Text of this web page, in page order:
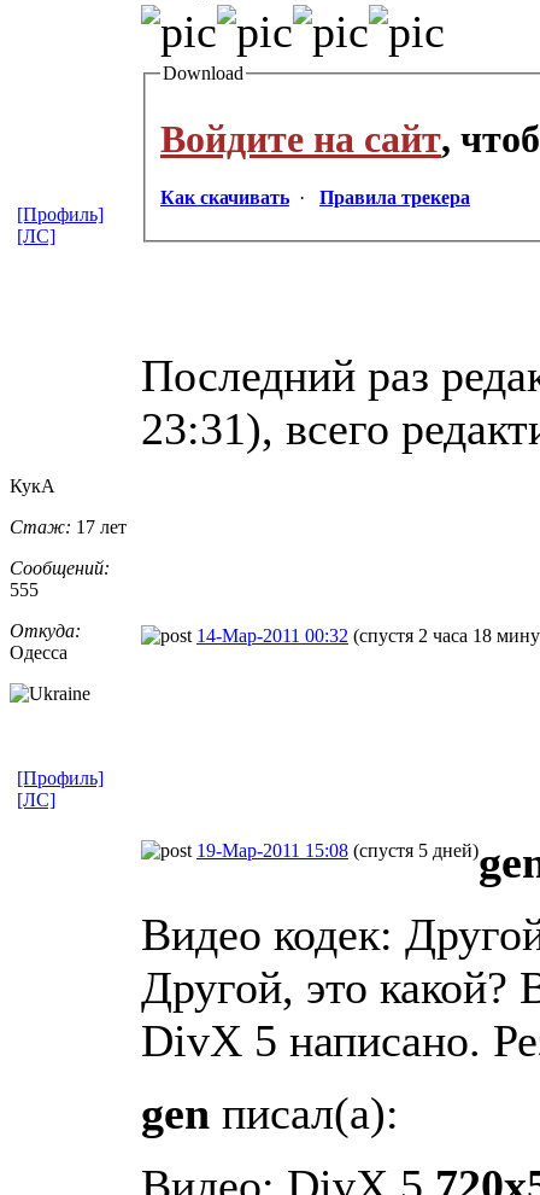
Download
Войдите на сайт,
Как скачивать · Правила трекера
Последний раз
23:31), всего
[Профиль]
[ЛС]
КукА
Стаж: 17 лет
Сообщений:
555
Откуда:
Одесса
14-Мар-2011 00:32 (спустя 2 часа 18
[Профиль]
[ЛС]
19-Мар-2011 15:08 (спустя 5 дней)
Видео кодек:
Другой, это какой?
DivX 5 написано.
gen писал(а):